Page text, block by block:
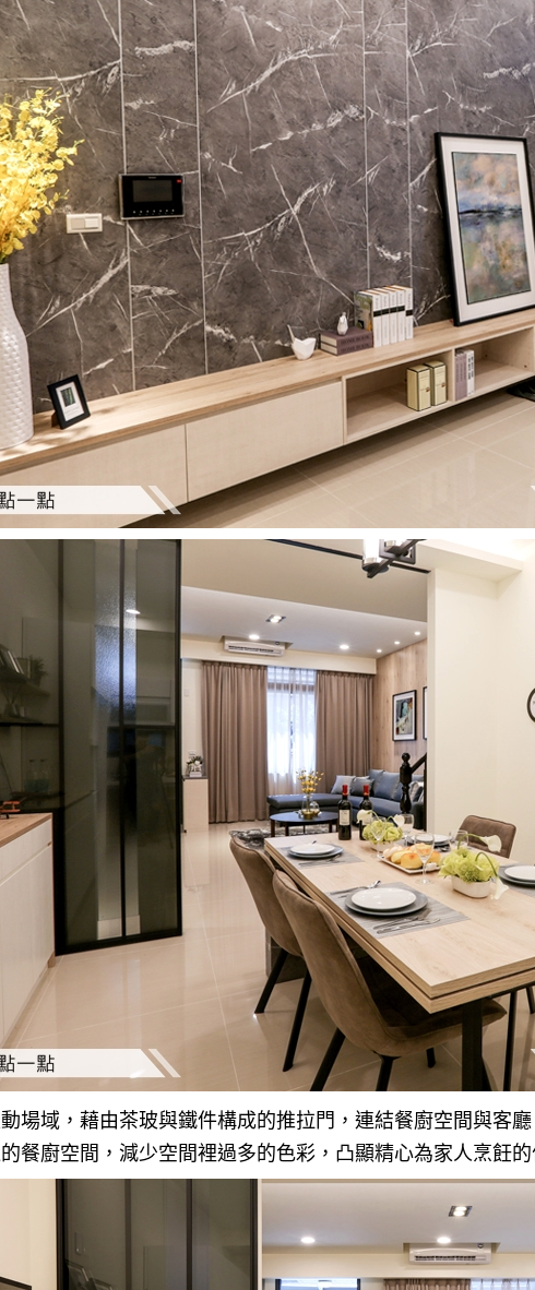
場域，藉由茶玻與鐵件構成的推拉門，連結餐廚空間與客
餐廚空間，減少空間裡過多的色彩，凸顯精心為家人烹飪